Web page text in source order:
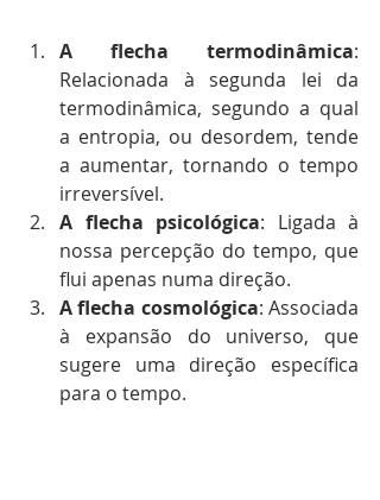
A flecha termodinâmica:
Relacionada à segunda lei da
termodinâmica, segundo a qual
a entropia, ou desordem, tende
a aumentar, tornando o tempo
irreversível.
A flecha psicológica: Ligada à
nossa percepção do tempo, que
flui apenas numa direção.
A flecha cosmológica: Associada
à expansão do universo, que
sugere uma direção específica
para o tempo.